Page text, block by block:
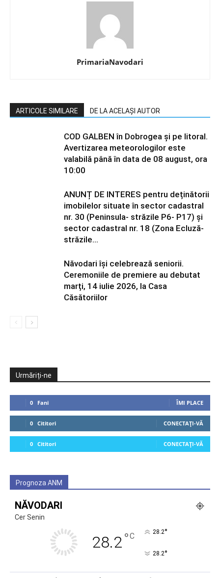
PrimariaNavodari
ARTICOLE SIMILARE DE LA ACELAȘI AUTOR
COD GALBEN în Dobrogea și pe litoral.
Avertizarea meteorologilor este
valabilă până în data de 08 august, ora
10:00
ANUNȚ DE INTERES pentru deținătorii
imobilelor situate în sector cadastral
nr. 30 (Peninsula- străzile P6- P17) și
sector cadastral nr. 18 (Zona Ecluză-
străzile...
Năvodari își celebrează seniorii.
Ceremoniile de premiere au debutat
marți, 14 iulie 2026, la Casa
Căsătoriilor
Urmăriți-ne
0 Fani ÎMI PLACE
0 Cititori CONECTAȚI-VĂ
0 Cititori CONECTAȚI-VĂ
Prognoza ANM
NĂVODARI
Cer Senin
28.2°C 28.2°
28.2°